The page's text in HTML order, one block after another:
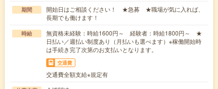
期間
開始日はご相談ください！ ★急募 ★職場が気に入れば、
長期でも働けます！
時給
無資格未経験：時給1600円～ 経験者：時給1800円～ ★
日払い／週払い制度あり（月払いも選べます）※稼働開始時
は手続き完了次第のお支払いとなります。
交通費
交通費全額支給※規定有